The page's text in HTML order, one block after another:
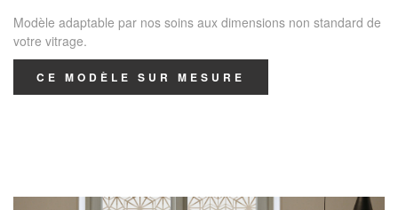
Modèle adaptable par nos soins aux dimensions non standard de
votre vitrage.
CE MODÈLE SUR MESURE